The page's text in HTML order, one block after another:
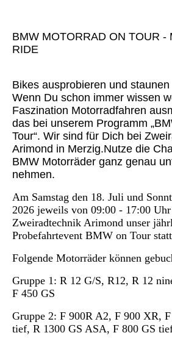
BMW MOTORRAD ON TOUR -
RIDE
Bikes ausprobieren und staunen
Wenn Du schon immer wissen
Faszination Motorradfahren
das bei unserem Programm
Tour“. Wir sind für Dich bei
Arimond in Merzig.Nutze die
BMW Motorräder ganz genau
nehmen.
Am Samstag den 18. Juli und
2026 jeweils von 09:00 - 17:00
Zweiradtechnik Arimond unser
Probefahrtevent BMW on Tour
Folgende Motorräder können
Gruppe 1: R 12 G/S, R12, R 12
F 450 GS
Gruppe 2: F 900R A2, F 900 XR,
tief, R 1300 GS ASA, F 800 GS